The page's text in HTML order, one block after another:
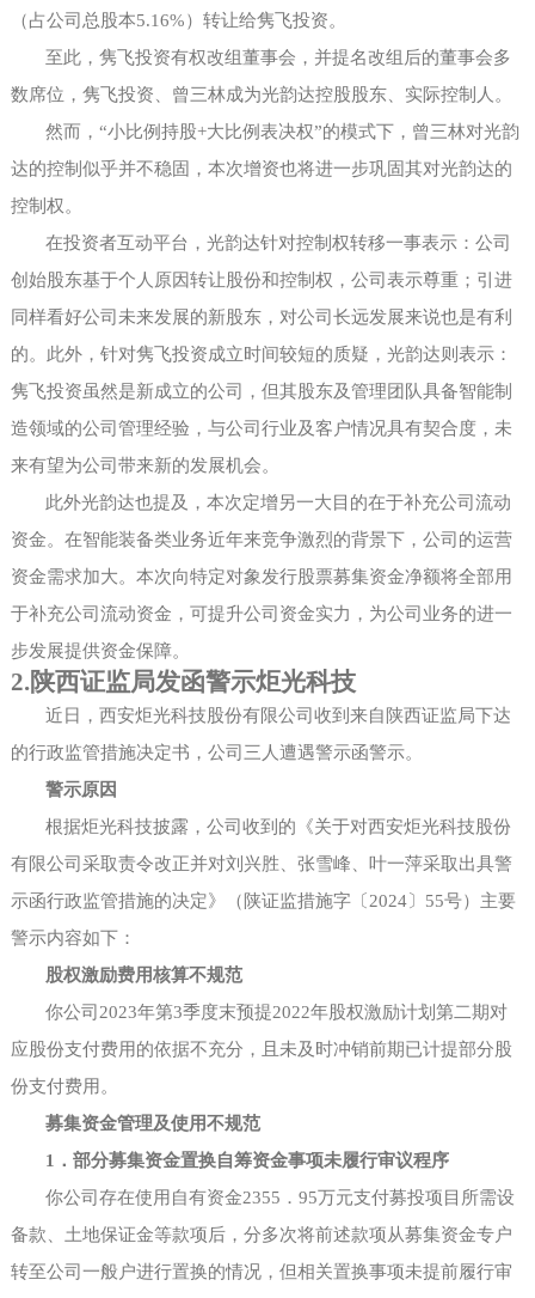
（占公司总股本5.16%）转让给隽飞投资。
至此，隽飞投资有权改组董事会，并提名改组后的董事会多
数席位，隽飞投资、曾三林成为光韵达控股股东、实际控制人。
然而， “小比例持股+大比例表决权”的模式下，曾三林对光韵
达的控制似乎并不稳固，本次增资也将进一步巩固其对光韵达的
控制权。
在投资者互动平台，光韵达针对控制权转移一事表示：公司
创始股东基于个人原因转让股份和控制权，公司表示尊重；引进
同样看好公司未来发展的新股东，对公司长远发展来说也是有利
的。此外，针对隽飞投资成立时间较短的质疑，光韵达则表示：
隽飞投资虽然是新成立的公司，但其股东及管理团队具备智能制
造领域的公司管理经验，与公司行业及客户情况具有契合度，未
来有望为公司带来新的发展机会。
此外光韵达也提及，本次定增另一大目的在于补充公司流动
资金。在智能装备类业务近年来竞争激烈的背景下，公司的运营
资金需求加大。本次向特定对象发行股票募集资金净额将全部用
于补充公司流动资金，可提升公司资金实力，为公司业务的进一
步发展提供资金保障。
2.陕西证监局发函警示炬光科技
近日，西安炬光科技股份有限公司收到来自陕西证监局下达
的行政监管措施决定书，公司三人遭遇警示函警示。
警示原因
根据炬光科技披露，公司收到的《关于对西安炬光科技股份
有限公司采取责令改正并对刘兴胜、张雪峰、叶一萍采取出具警
示函行政监管措施的决定》（陕证监措施字〔2024〕55号）主要
警示内容如下：
股权激励费用核算不规范
你公司 2023年第3季度末预提2022年股权激励计划第二期对
应股份支付费用的依据不充分，且未及时冲销前期已计提部分股
份支付费用。
募集资金管理及使用不规范
1．部分募集资金置换自筹资金事项未履行审议程序
你公司存在使用自有资金2355．95万元支付募投项目所需设
备款、土地保证金等款项后，分多次将前述款项从募集资金专户
转至公司一般户进行置换的情况，但相关置换事项未提前履行审